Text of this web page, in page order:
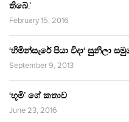
තිබේ.’
February 15, 2016
‘හිමින්සැරේ පියා විදා‘ සුනිලා
September 9, 2013
‘භූමි’ ගේ කතාව
June 23, 2016